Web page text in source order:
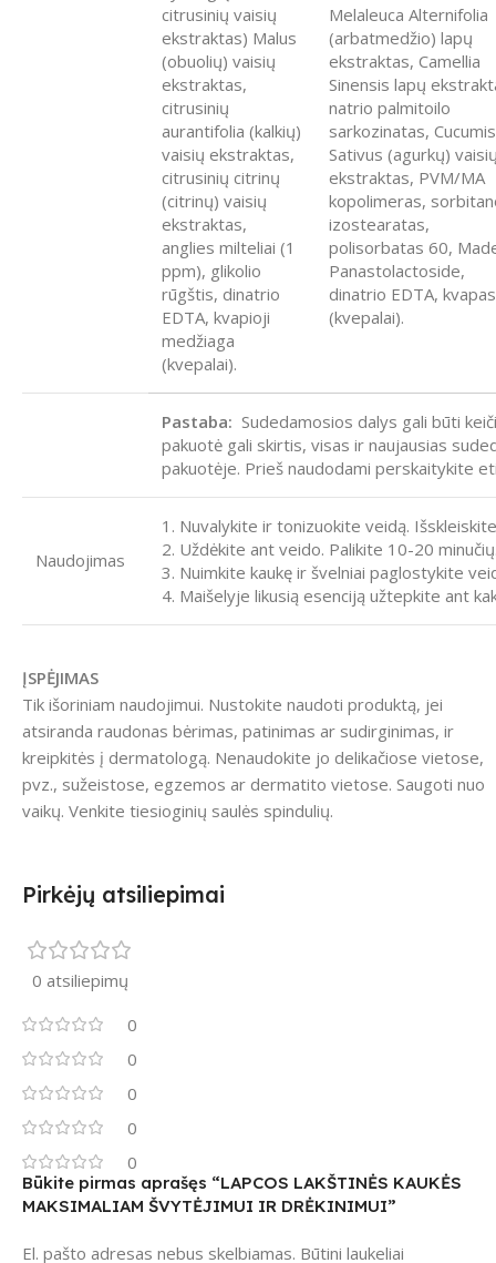
citrusinių vaisių
ekstraktas) Malus
(obuolių) vaisių
ekstraktas,
citrusinių
aurantifolia (kalkių)
vaisių ekstraktas,
citrusinių citrinų
(citrinų) vaisių
ekstraktas,
anglies milteliai (1
ppm), glikolio
rūgštis, dinatrio
EDTA, kvapioji
medžiaga
(kvepalai).
Melaleuca Alternifolia
(arbatmedžio) lapų
ekstraktas, Camellia
Sinensis lapų
natrio palmitoilo
sarkozinatas, Cucumis
Sativus (agurkų)
ekstraktas, PVM/MA
kopolimeras,
izostearatas,
polisorbatas 60,
Panastolactoside,
dinatrio EDTA, kvapas
(kvepalai).
Pastaba: Sudedamosios dalys gali būti
pakuotė gali skirtis, visas ir naujausias
pakuotėje. Prieš naudodami perskaitykite
Naudojimas
1. Nuvalykite ir tonizuokite veidą.
2. Uždėkite ant veido. Palikite 10-20
3. Nuimkite kaukę ir švelniai paglostykite
4. Maišelyje likusią esenciją užtepkite ant
ĮSPĖJIMAS
Tik išoriniam naudojimui. Nustokite naudoti produktą, jei
atsiranda raudonas bėrimas, patinimas ar sudirginimas, ir
kreipkitės į dermatologą. Nenaudokite jo delikačiose vietose,
pvz., sužeistose, egzemos ar dermatito vietose. Saugoti nuo
vaikų. Venkite tiesioginių saulės spindulių.
Pirkėjų atsiliepimai
0 atsiliepimų
0
0
0
0
0
Būkite pirmas aprašęs “LAPCOS LAKŠTINĖS KAUKĖS
MAKSIMALIAM ŠVYTĖJIMUI IR DRĖKINIMUI”
El. pašto adresas nebus skelbiamas. Būtini laukeliai